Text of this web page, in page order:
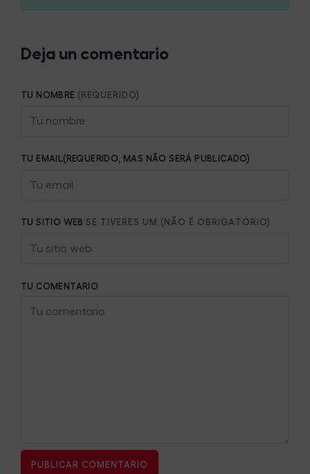
Deja un comentario
TU NOMBRE (REQUERIDO)
TU EMAIL(REQUERIDO, MAS NÃO SERÁ PUBLICADO)
TU SITIO WEB SE TIVERES UM (NÃO É OBRIGATÓRIO)
TU COMENTARIO